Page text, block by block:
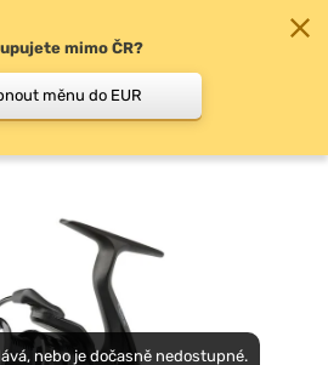
nebo je dočasně nedostupné.
mimo ČR?
měnu do EUR